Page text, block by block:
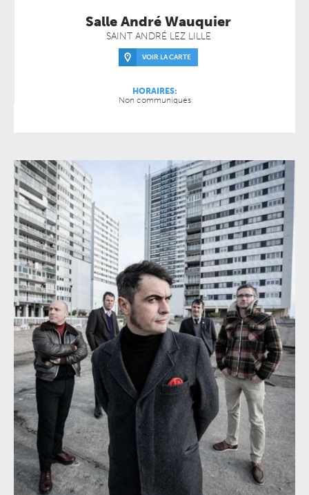
Salle André Wauquier
SAINT ANDRÉ LEZ LILLE
VOIR LA CARTE
HORAIRES:
Non communiqués